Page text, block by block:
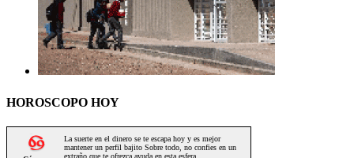
HOROSCOPO HOY